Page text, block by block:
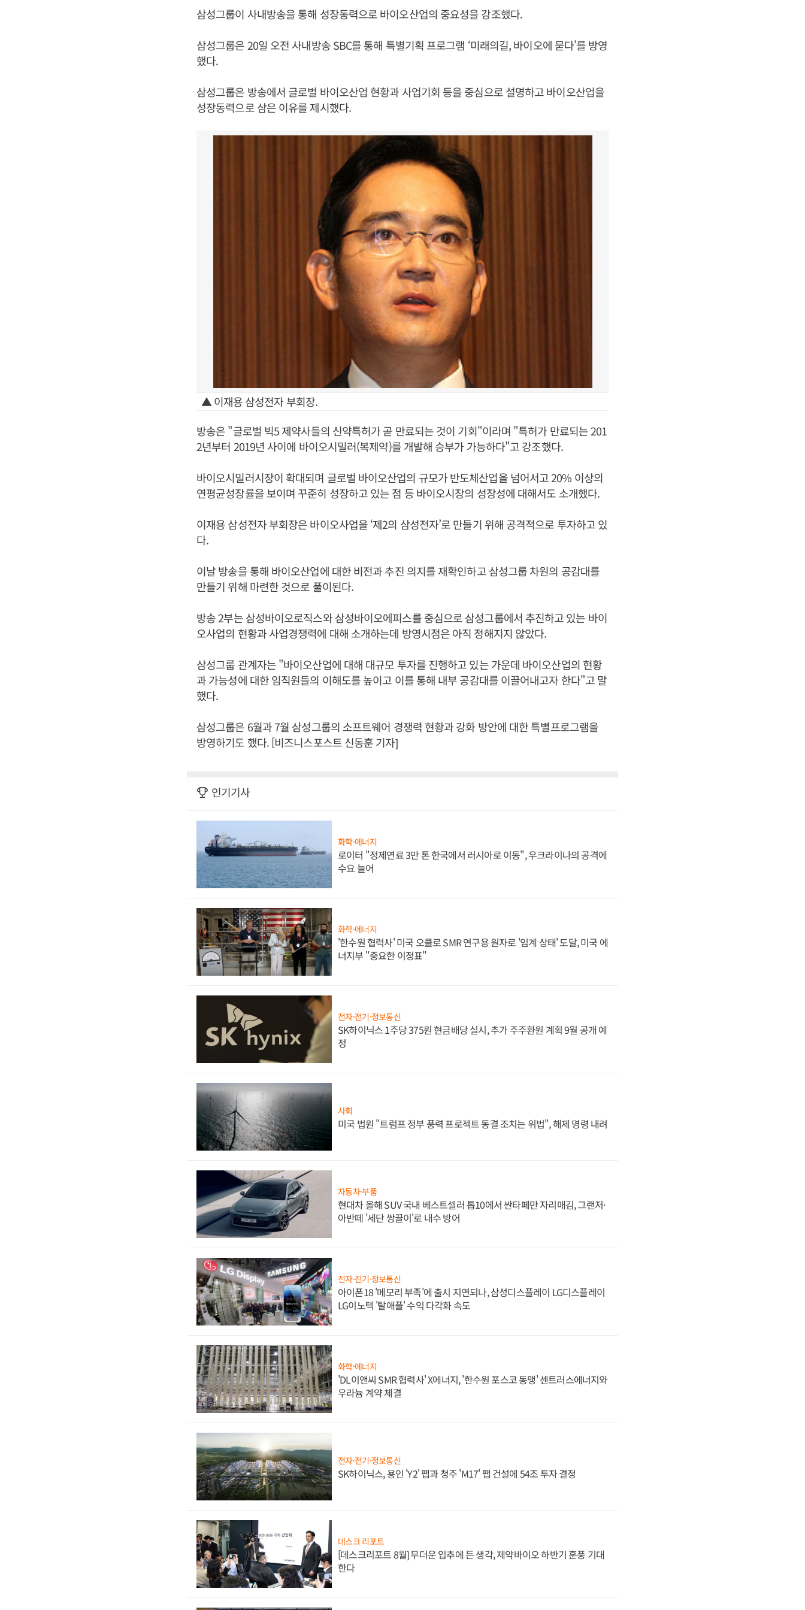
삼성그룹이 사내방송을 통해 성장동력으로 바이오산업의 중요성을 강조했다.
삼성그룹은 20일 오전 사내방송 SBC를 통해 특별기획 프로그램 ‘미래의길, 바이오에 묻다’를 방영
했다.
삼성그룹은 방송에서 글로벌 바이오산업 현황과 사업기회 등을 중심으로 설명하고 바이오산업을
성장동력으로 삼은 이유를 제시했다.
▲ 이재용 삼성전자 부회장.
방송은 "글로벌 빅5 제약사들의 신약특허가 곧 만료되는 것이 기회"이라며 "특허가 만료되는 201
2년부터 2019년 사이에 바이오시밀러(복제약)를 개발해 승부가 가능하다"고 강조했다.
바이오시밀러시장이 확대되며 글로벌 바이오산업의 규모가 반도체산업을 넘어서고 20% 이상의
연평균성장률을 보이며 꾸준히 성장하고 있는 점 등 바이오시장의 성장성에 대해서도 소개했다.
이재용 삼성전자 부회장은 바이오사업을 ‘제2의 삼성전자’로 만들기 위해 공격적으로 투자하고 있
다.
이날 방송을 통해 바이오산업에 대한 비전과 추진 의지를 재확인하고 삼성그룹 차원의 공감대를
만들기 위해 마련한 것으로 풀이된다.
방송 2부는 삼성바이오로직스와 삼성바이오에피스를 중심으로 삼성그룹에서 추진하고 있는 바이
오사업의 현황과 사업경쟁력에 대해 소개하는데 방영시점은 아직 정해지지 않았다.
삼성그룹 관계자는 "바이오산업에 대해 대규모 투자를 진행하고 있는 가운데 바이오산업의 현황
과 가능성에 대한 임직원들의 이해도를 높이고 이를 통해 내부 공감대를 이끌어내고자 한다"고 말
했다.
삼성그룹은 6월과 7월 삼성그룹의 소프트웨어 경쟁력 현황과 강화 방안에 대한 특별프로그램을
방영하기도 했다. [비즈니스포스트 신동훈 기자]
인기기사
화학·에너지
로이터 "정제연료 3만 톤 한국에서 러시아로 이동", 우크라이나의 공격에
수요 늘어
화학·에너지
'한수원 협력사' 미국 오클로 SMR 연구용 원자로 '임계 상태' 도달, 미국 에
너지부 "중요한 이정표"
전자·전기·정보통신
SK하이닉스 1주당 375원 현금배당 실시, 추가 주주환원 계획 9월 공개 예
정
사회
미국 법원 "트럼프 정부 풍력 프로젝트 동결 조치는 위법", 해제 명령 내려
자동차·부품
현대차 올해 SUV 국내 베스트셀러 톱10에서 싼타페만 자리매김, 그랜저·
아반떼 '세단 쌍끌이'로 내수 방어
전자·전기·정보통신
아이폰18 '메모리 부족'에 출시 지연되나, 삼성디스플레이 LG디스플레이
LG이노텍 '탈애플' 수익 다각화 속도
화학·에너지
'DL이앤씨 SMR 협력사' X에너지, '한수원 포스코 동맹' 센트러스에너지와
우라늄 계약 체결
전자·전기·정보통신
SK하이닉스, 용인 'Y2' 팹과 청주 'M17' 팹 건설에 54조 투자 결정
데스크 리포트
[데스크리포트 8월] 무더운 입추에 든 생각, 제약바이오 하반기 훈풍 기대
한다